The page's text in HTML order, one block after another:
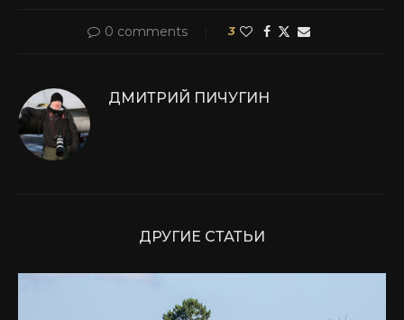
0 comments 3
ДМИТРИЙ ПИЧУГИН
ДРУГИЕ СТАТЬИ